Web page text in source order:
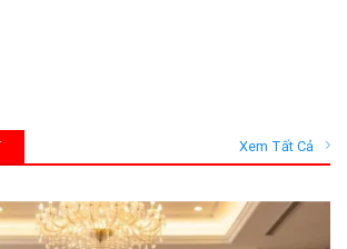
Xem Tất Cả